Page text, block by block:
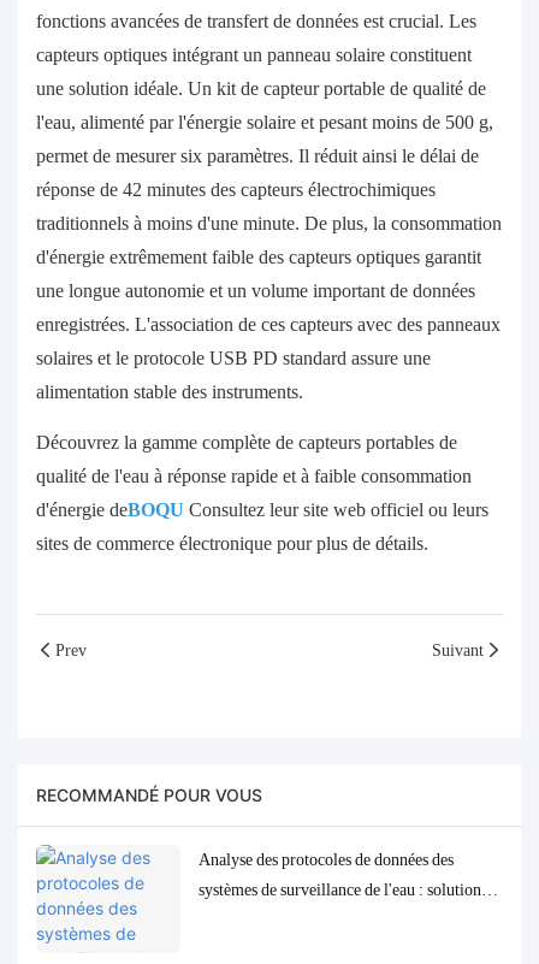
fonctions avancées de transfert de données est crucial. Les
capteurs optiques intégrant un panneau solaire constituent
une solution idéale. Un kit de capteur portable de qualité de
l'eau, alimenté par l'énergie solaire et pesant moins de 500 g,
permet de mesurer six paramètres. Il réduit ainsi le délai de
réponse de 42 minutes des capteurs électrochimiques
traditionnels à moins d'une minute. De plus, la consommation
d'énergie extrêmement faible des capteurs optiques garantit
une longue autonomie et un volume important de données
enregistrées. L'association de ces capteurs avec des panneaux
solaires et le protocole USB PD standard assure une
alimentation stable des instruments.
Découvrez la gamme complète de capteurs portables de
qualité de l'eau à réponse rapide et à faible consommation
d'énergie deBOQU Consultez leur site web officiel ou leurs
sites de commerce électronique pour plus de détails.
Prev Suivant
RECOMMANDÉ POUR VOUS
Analyse des protocoles de données des
systèmes de surveillance de l'eau : solutions